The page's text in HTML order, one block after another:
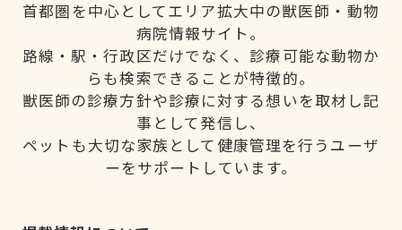
首都圏を中心としてエリア拡大中の獣医師・動物
病院情報サイト。
路線・駅・行政区だけでなく、診療可能な動物か
らも検索できることが特徴的。
獣医師の診療方針や診療に対する想いを取材し記
事として発信し、
ペットも大切な家族として健康管理を行うユーザ
ーをサポートしています。